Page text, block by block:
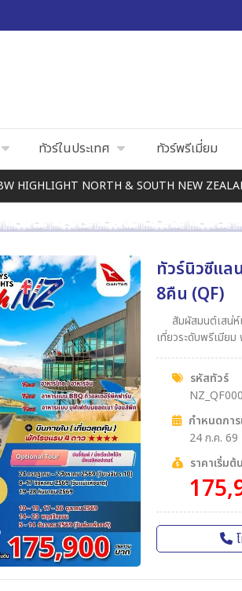
ทัวร์ในประเทศ ทัวร์พรีเมี่ยม
HIGHLIGHT NORTH & SOUTH NEW
ทัวร์นิวซีแล
8คืน (QF)
สัมผัสมนต์เสน่ห์
เที่ยวระดับพรีเมีย
รหัสทัวร์
กำหนดการ
24 ก.ค.
ราคาเริ่มต้น